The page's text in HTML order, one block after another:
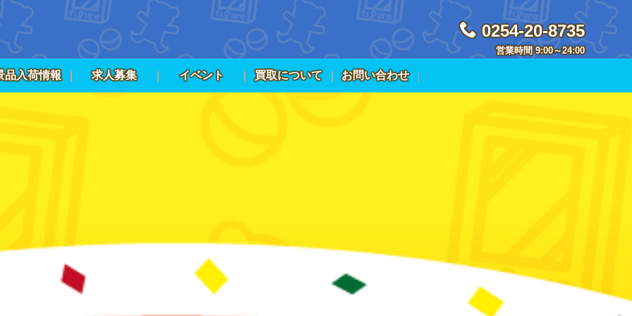
0254-20-8735
営業時間 9:00～24:00
品入荷情報 求人募集 イベント 買取について お問い合わせ